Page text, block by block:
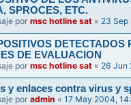
SPROCES, ETC.
pormsc hotline sat « 23 Sep
DETECTADOS
DE EVALUACION
pormsc hotline sat « 26 Jun
y enlaces contra virus y
poradmin «17 May 2004,